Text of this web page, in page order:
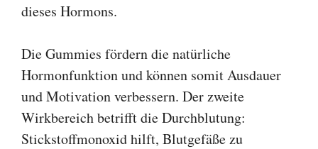
dieses Hormons.
Die Gummies fördern die natürliche
Hormonfunktion und können somit Ausdauer
und Motivation verbessern. Der zweite
Wirkbereich betrifft die Durchblutung:
Stickstoffmonoxid hilft, Blutgefäße zu